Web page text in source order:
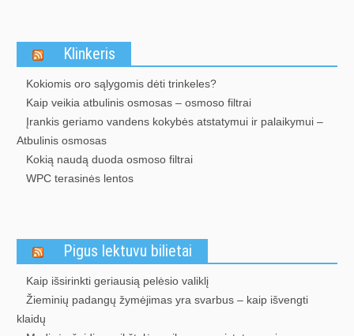
Klinkeris
Kokiomis oro sąlygomis dėti trinkeles?
Kaip veikia atbulinis osmosas – osmoso filtrai
Įrankis geriamo vandens kokybės atstatymui ir palaikymui –
Atbulinis osmosas
Kokią naudą duoda osmoso filtrai
WPC terasinės lentos
Pigus lektuvu bilietai
Kaip išsirinkti geriausią pelėsio valiklį
Žieminių padangų žymėjimas yra svarbus – kaip išvengti
klaidų